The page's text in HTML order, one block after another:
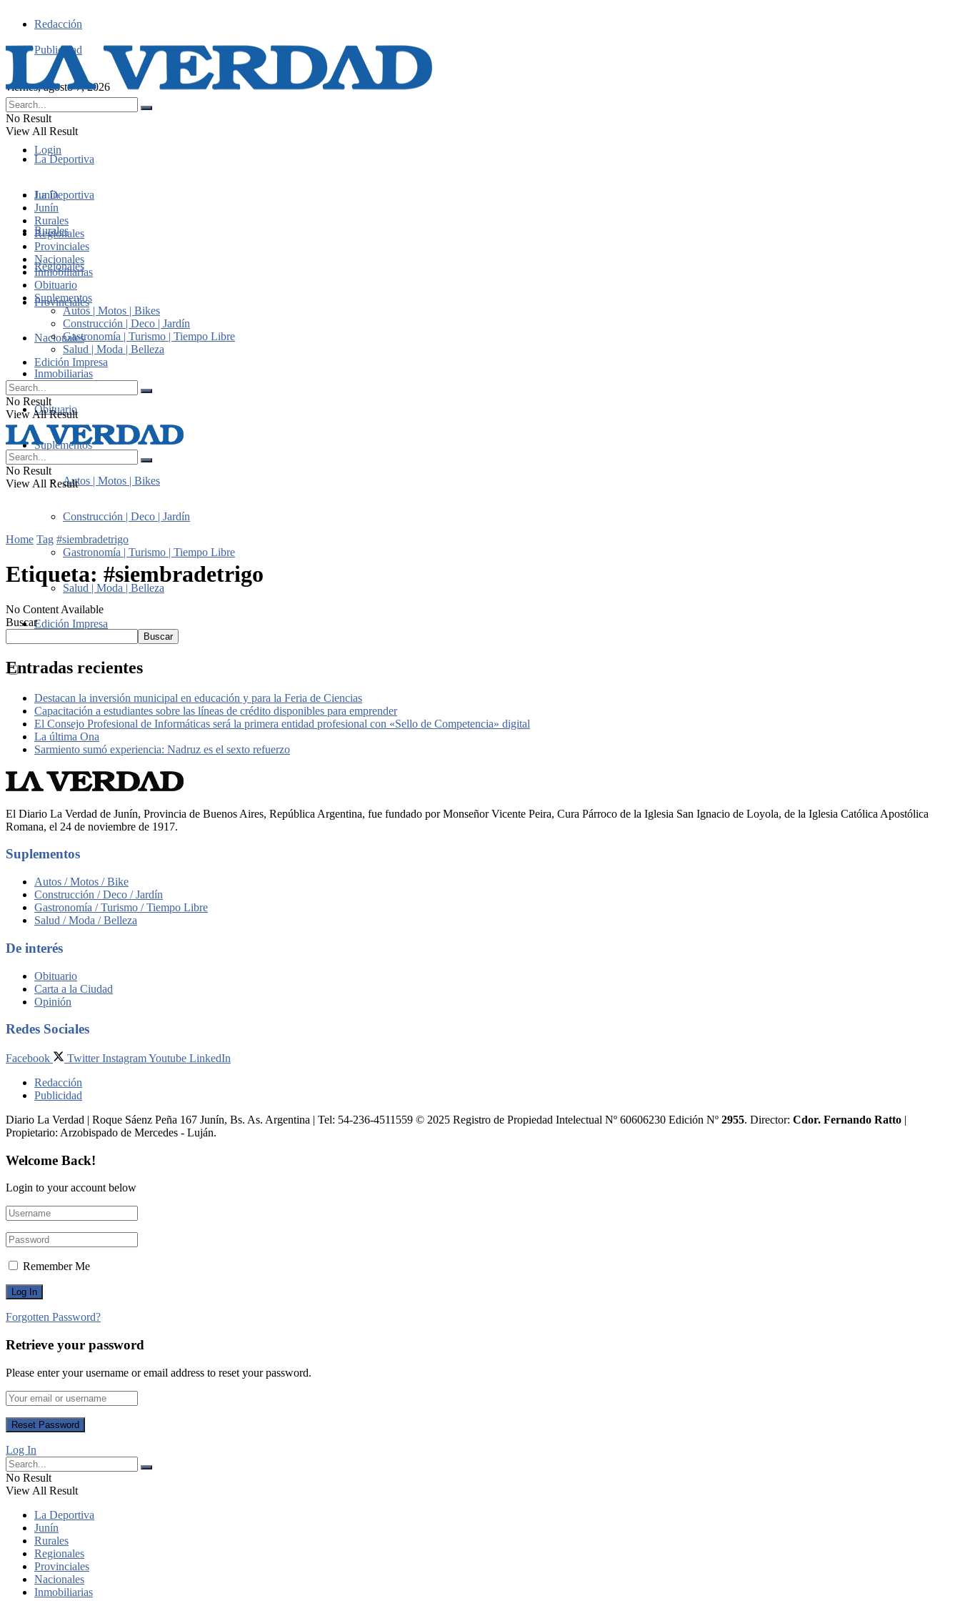
Redacción
Publicidad
viernes, agosto 7, 2026
Login
No Result
View All Result
La Deportiva
Junín
Rurales
Regionales
Provinciales
Nacionales
Inmobiliarias
Obituario
Suplementos
Autos | Motos | Bikes
Construcción | Deco | Jardín
Gastronomía | Turismo | Tiempo Libre
Salud | Moda | Belleza
Edición Impresa
La Deportiva
Junín
Rurales
Regionales
Provinciales
Nacionales
Inmobiliarias
Obituario
Suplementos
Autos | Motos | Bikes
Construcción | Deco | Jardín
Gastronomía | Turismo | Tiempo Libre
Salud | Moda | Belleza
Edición Impresa
No Result
View All Result
No Result
View All Result
Home Tag #siembradetrigo
Etiqueta: #siembradetrigo
No Content Available
Buscar
Buscar
Entradas recientes
Destacan la inversión municipal en educación y para la Feria de Ciencias
Capacitación a estudiantes sobre las líneas de crédito disponibles para emprender
El Consejo Profesional de Informáticas será la primera entidad profesional con «Sello de Competencia» digital
La última Ona
Sarmiento sumó experiencia: Nadruz es el sexto refuerzo
El Diario La Verdad de Junín, Provincia de Buenos Aires, República Argentina, fue fundado por Monseñor Vicente Peira, Cura Párroco de la Iglesia San Ignacio de Loyola, de la Iglesia Católica Apostólica
Romana, el 24 de noviembre de 1917.
Suplementos
Autos / Motos / Bike
Construcción / Deco / Jardín
Gastronomía / Turismo / Tiempo Libre
Salud / Moda / Belleza
De interés
Obituario
Carta a la Ciudad
Opinión
Redes Sociales
Facebook Twitter InstagramYoutube LinkedIn
Redacción
Publicidad
Diario La Verdad | Roque Sáenz Peña 167 Junín, Bs. As. Argentina | Tel: 54-236-4511559 © 2025 Registro de Propiedad Intelectual Nº 60606230 Edición Nº 2955. Director:​ Cdor. Fernando Ratto |
Propietario:​ Arzobispado de Mercedes - Luján.
Welcome Back!
Login to your account below
Remember Me
Forgotten Password?
Retrieve your password
Please enter your username or email address to reset your password.
Log In
No Result
View All Result
La Deportiva
Junín
Rurales
Regionales
Provinciales
Nacionales
Inmobiliarias